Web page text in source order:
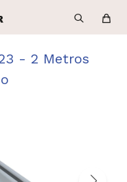
- 2 Metros